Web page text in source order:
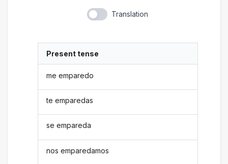
Translation
Present tense
me emparedo
te emparedas
se empareda
nos emparedamos